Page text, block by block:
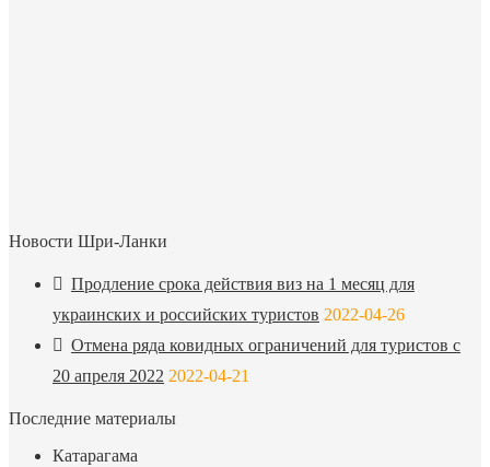
Новости Шри-Ланки
Продление срока действия виз на 1 месяц для
украинских и российских туристов 2022-04-26
Отмена ряда ковидных ограничений для туристов с
20 апреля 2022 2022-04-21
Последние материалы
Катарагама